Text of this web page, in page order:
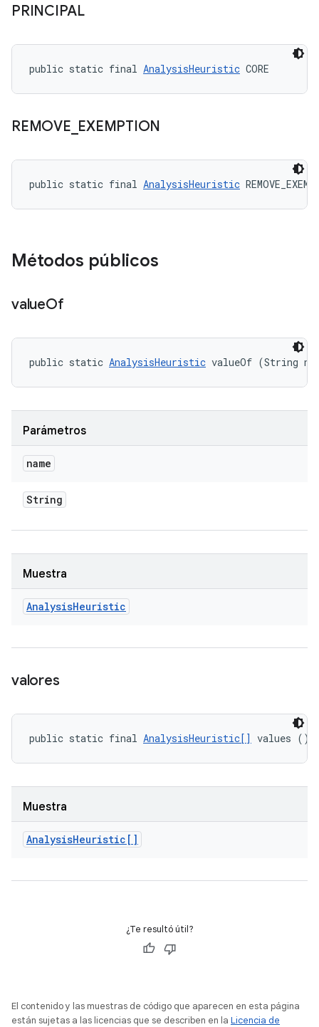
PRINCIPAL
public static final AnalysisHeuristic CORE
REMOVE EXEMPTION
public static final AnalysisHeuristic
Métodos públicos
valueOf
public static AnalysisHeuristic valueOf (String
Parámetros
name
String
Muestra
AnalysisHeuristic
valores
public static final AnalysisHeuristic[] values ()
Muestra
AnalysisHeuristic[]
¿Te resultó útil?
El contenido y las muestras de código que aparecen en esta página
están sujetas a las licencias que se describen en la Licencia de